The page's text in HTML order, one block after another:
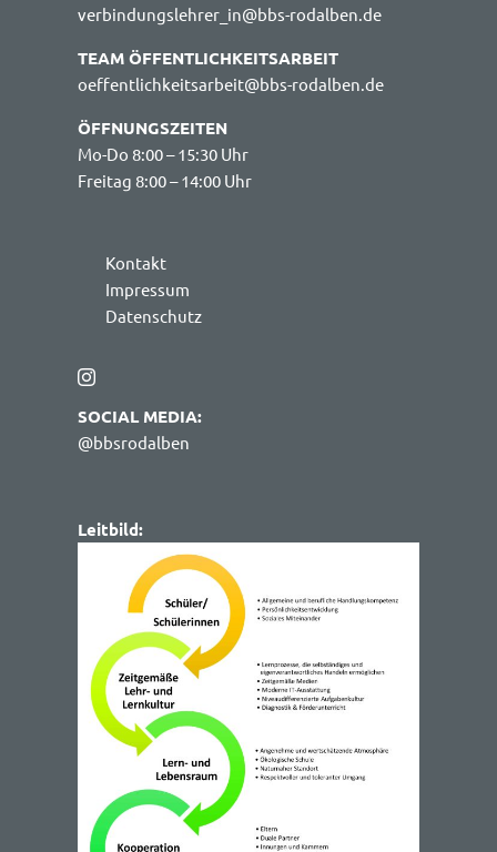
verbindungslehrer_in@bbs-rodalben.de
TEAM ÖFFENTLICHKEITSARBEIT
oeffentlichkeitsarbeit@bbs-rodalben.de
ÖFFNUNGSZEITEN
Mo-Do 8:00 – 15:30 Uhr
Freitag 8:00 – 14:00 Uhr
Kontakt
Impressum
Datenschutz
SOCIAL MEDIA:
@bbsrodalben
Leitbild: